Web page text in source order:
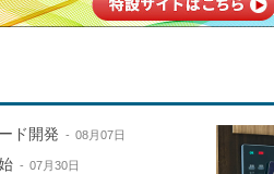
ド開発 08月07日
07月30日